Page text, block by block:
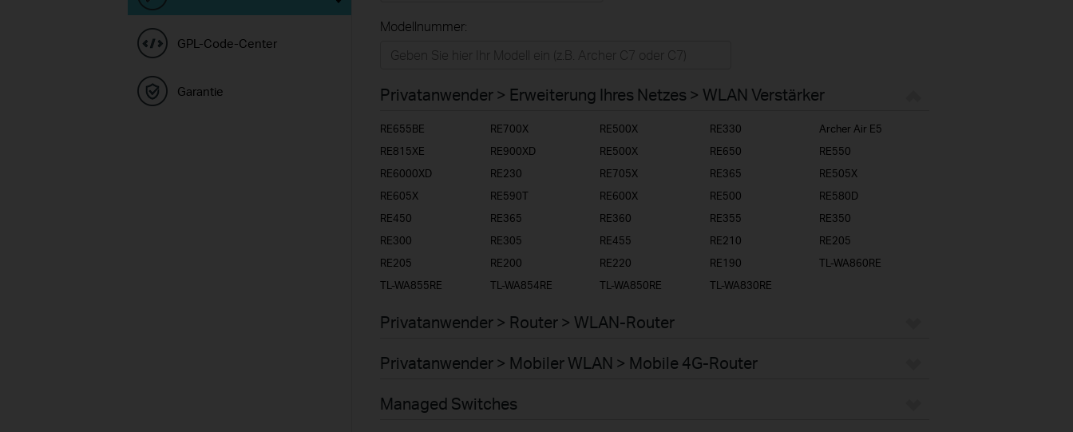
GPL-Code-Center
Garantie
Businessanwender
Service-Provider
Modellnummer:
Privatanwender > Erweiterung Ihres Netzes > WLAN Verstärker
RE655BE RE700X RE500X RE330
Archer Air E5
RE815XE
RE900XD RE500X RE650
RE550
RE6000XD
RE230 RE705X RE365
RE505X
RE605X
RE590T RE600X RE500
RE580D
RE450
RE365 RE360 RE355
RE350
RE300
RE305 RE455 RE210
RE205
RE205
RE200 RE220 RE190
TL-WA860RE
TL-WA855RE
TL-WA854RE TL-WA850RE TL-WA830RE
Privatanwender > Router > WLAN-Router
Privatanwender > Mobiler WLAN > Mobile 4G-Router
Managed Switches